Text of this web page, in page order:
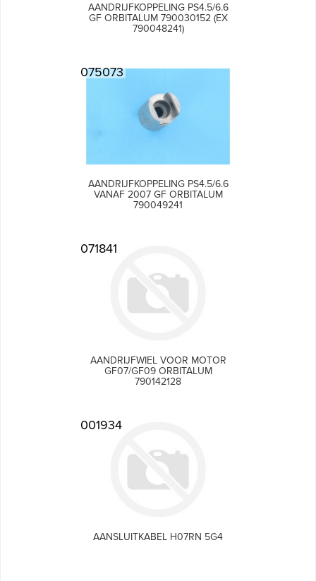
AANDRIJFKOPPELING PS4.5/6.6
GF ORBITALUM 790030152 (EX
790048241)
075073
AANDRIJFKOPPELING PS4.5/6.6
VANAF 2007 GF ORBITALUM
790049241
071841
AANDRIJFWIEL VOOR MOTOR
GF07/GF09 ORBITALUM
790142128
001934
AANSLUITKABEL H07RN 5G4